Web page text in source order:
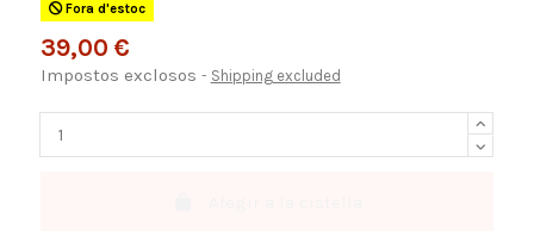
Fora d'estoc
39,00 €
Impostos exclosos Shipping excluded